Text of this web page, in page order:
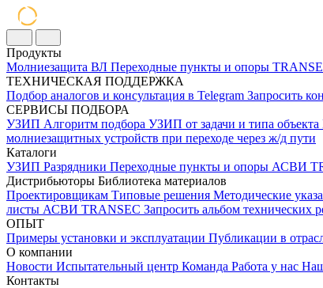
Продукты
Молниезащита ВЛ Переходные пункты и опоры
ТЕХНИЧЕСКАЯ ПОДДЕРЖКА
Подбор аналогов и консультация в Telegram Запросить
СЕРВИСЫ ПОДБОРА
УЗИП Алгоритм подбора УЗИП от задачи и типа объекта
молниезащитных устройств при переходе через ж/д пути
Каталоги
УЗИП Разрядники Переходные пункты и опоры АСВИ
Дистрибьюторы Библиотека материалов
Проектировщикам Типовые решения Методические
листы АСВИ TRANSEC Запросить альбом технических
ОПЫТ
Примеры установки и эксплуатации Публикации в
О компании
Новости Испытательный центр Команда Работа у нас
Контакты